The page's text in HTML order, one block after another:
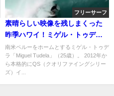
フリーサーフ
素晴らしい映像を残しまくった
昨季ハワイ！ミゲル・トゥデラ
のフリーサーフ動画
南米ペルーをホームとするミゲル・トゥデ
ラ「Miguel Tudela」（25歳）。 2012年か
ら本格的にQS（クオリファイングシリー
ズ）イ...